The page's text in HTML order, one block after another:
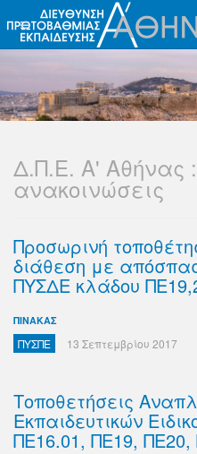
Δ.Π.Ε. Α' Αθήνας
ανακοινώσεις
Προσωρινή
διάθεση με
ΠΥΣΔΕ κλάδου
ΠΙΝΑΚΑΣ
ΠΥΣΠΕ 13 Σεπτεμβρίου 2017
Τοποθετήσεις
Εκπαιδευτικών
ΠΕ16.01, ΠΕ19, ΠΕ20,